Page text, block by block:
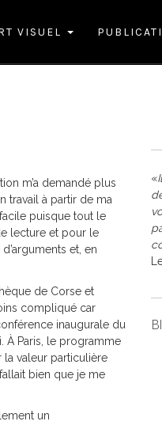
VISUEL
m’a demandé plus
travail à partir de ma
puisque tout le
lecture et pour le
et, en
de Corse et
compliqué car
inaugurale du
À Paris, le programme
valeur particulière
bien que je me
un
«